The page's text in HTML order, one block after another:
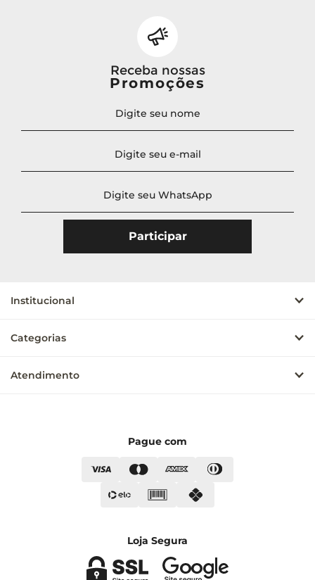
Receba nossas
Promoções
Institucional
Categorias
Atendimento
Pague com
Loja Segura